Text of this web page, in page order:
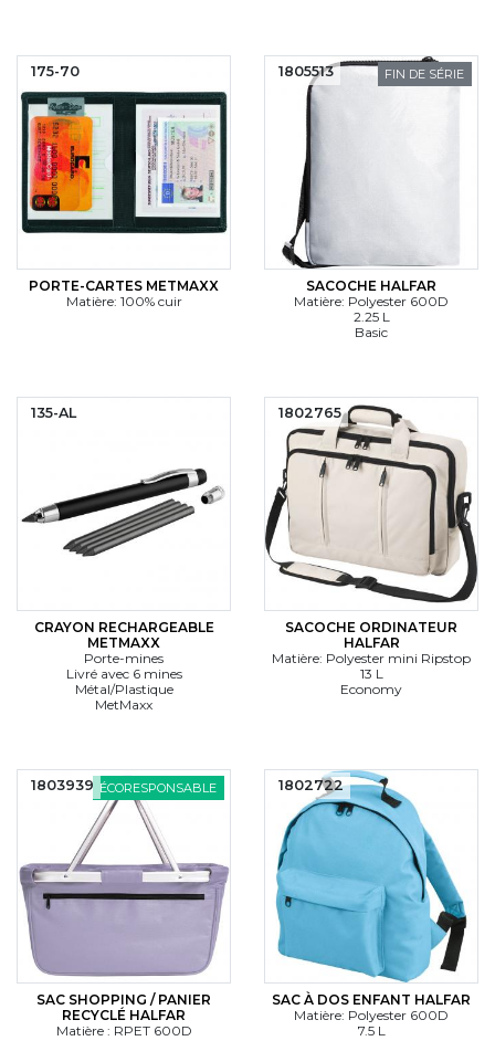
PORTE-CARTES METMAXX
Matière: 100% cuir
175-70 FIN DE SÉRIE
SACOCHE HALFAR
Matière: Polyester 600D
2.25 L
Basic
1805513
CRAYON RECHARGEABLE
METMAXX
Porte-mines
Livré avec 6 mines
Métal/Plastique
MetMaxx
135-AL
SACOCHE ORDINATEUR
HALFAR
Matière: Polyester mini Ripstop
13 L
Economy
1802765
ÉCORESPONSABLE
SAC SHOPPING / PANIER
RECYCLÉ HALFAR
Matière : RPET 600D
1803939
SAC À DOS ENFANT HALFAR
Matière: Polyester 600D
7.5 L
1802722